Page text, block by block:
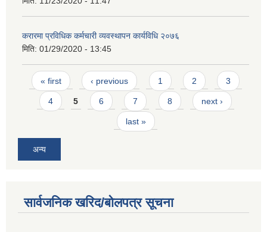
करारमा प्रविधिक कर्मचारी व्यवस्थापन कार्यविधि २०७६
मिति: 01/29/2020 - 13:45
Pages
« first ‹ previous 1 2 3
4 5 6 7 8 next ›
last »
अन्य
सार्वजनिक खरिद/बोलपत्र सूचना